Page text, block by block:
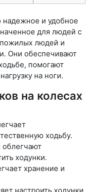
надежное и удобное
для людей с
людей и
Они обеспечивают
помогают
на ноги.
на колесах
ходьбу.
облегчают
ходунки.
хранение и